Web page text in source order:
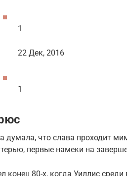
1
22 Дек, 2016
1
думала, что слава проходит
первые намеки на
конец 80-х, когда Уиллис